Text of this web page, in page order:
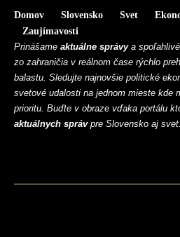
Domov Slovensko Svet
Zaujímavosti
Prinášame aktuálne správya spoľahlivé
zo zahraničia v reálnom čase rýchlo
balastu. Sledujte najnovšie politické
svetové udalosti na jednom mieste kde
prioritu. Buďte v obraze vďaka portálu
aktuálnych správpre Slovensko aj svet.